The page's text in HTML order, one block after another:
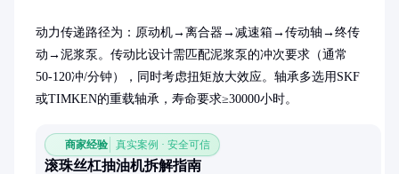
动力传递路径为：原动机→离合器→减速箱→传动轴→终传
动→泥浆泵。传动比设计需匹配泥浆泵的冲次要求（通常
50-120冲/分钟），同时考虑扭矩放大效应。轴承多选用SKF
或TIMKEN的重载轴承，寿命要求≥30000小时。
商家经验 真实案例 · 安全可信
滚珠丝杠抽油机拆解指南